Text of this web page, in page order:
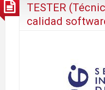
TESTER
calidad